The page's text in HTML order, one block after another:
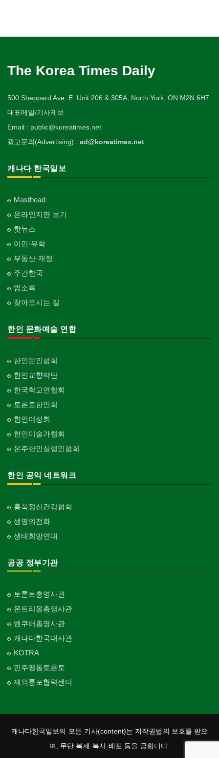
The Korea Times Daily
500 Sheppard Ave. E. Unit 206 & 305A, North York, ON M2N 6H7
대표메일/기사제보
Email : public@koreatimes.net
광고문의(Advertising) : ad@koreatimes.net
캐나다 한국일보
Masthead
온라인지면 보기
핫뉴스
이민·유학
부동산·재정
주간한국
업소록
찾아오시는 길
한인 문화예술 연합
한인문인협회
한인교향악단
한국학교연합회
토론토한인회
한인여성회
한인미술가협회
온주한인실협인협회
한인 공익 네트워크
홍푹정신건강협회
생명의전화
생태희망연대
공공 정부기관
토론토총영사관
몬트리올총영사관
벤쿠버총영사관
캐나다한국대사관
KOTRA
민주평통토론토
재외통포협력센터
캐나다한국일보의 모든 기사(content)는 저작권법의 보호를 받으
며, 무단 복제·복사·배포 등을 금합니다.